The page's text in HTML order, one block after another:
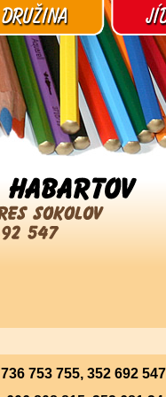
736 753 755, 352 692